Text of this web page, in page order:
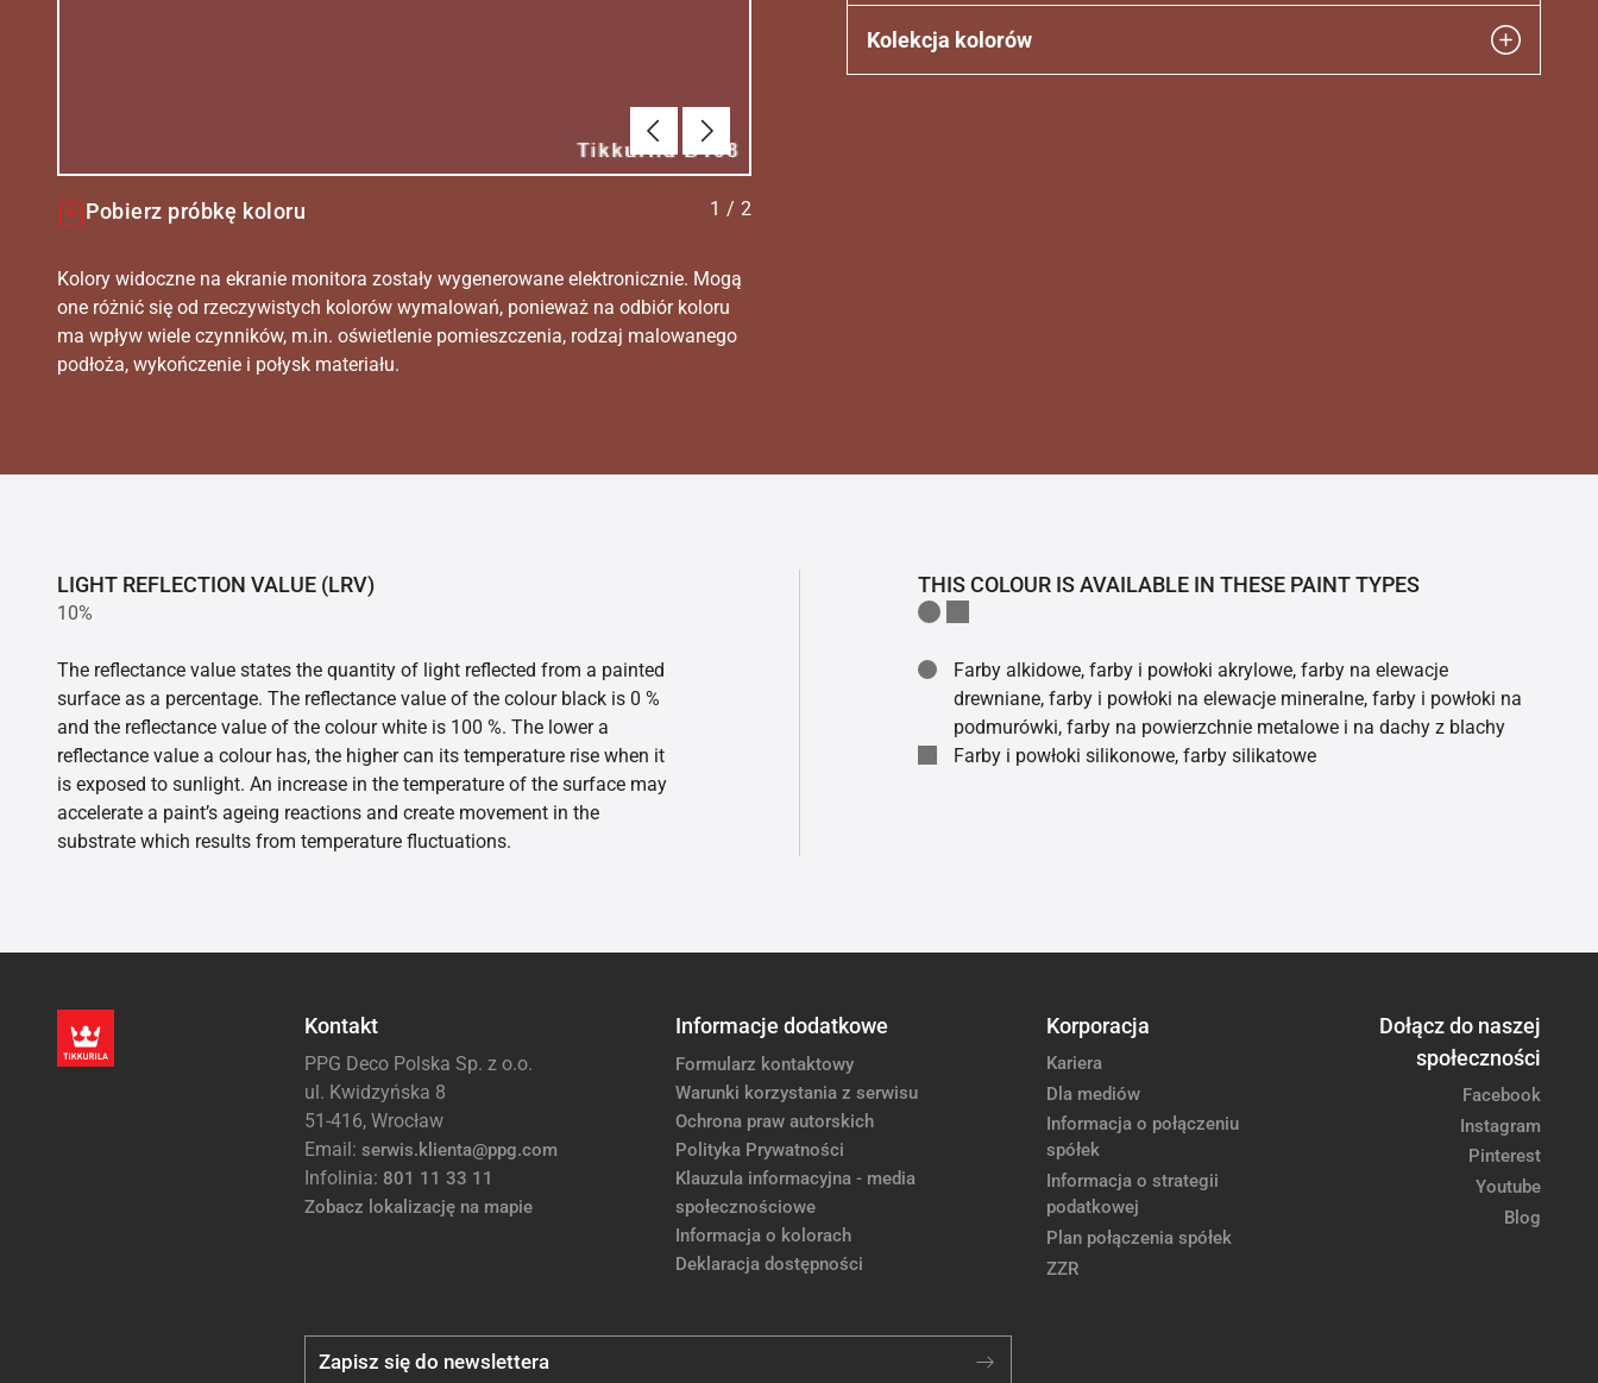
Poprzednie
Dalej
Pobierz próbkę koloru 1 / 2
Kolory widoczne na ekranie monitora zostały wygenerowane elektronicznie. Mogą
one różnić się od rzeczywistych kolorów wymalowań, ponieważ na odbiór koloru
ma wpływ wiele czynników, m.in. oświetlenie pomieszczenia, rodzaj malowanego
podłoża, wykończenie i połysk materiału.
Kolekcja kolorów
LIGHT REFLECTION VALUE (LRV)
10%
The reflectance value states the quantity of light reflected from a painted
surface as a percentage. The reflectance value of the colour black is 0 %
and the reflectance value of the colour white is 100 %. The lower a
reflectance value a colour has, the higher can its temperature rise when it
is exposed to sunlight. An increase in the temperature of the surface may
accelerate a paint’s ageing reactions and create movement in the
substrate which results from temperature fluctuations.
THIS COLOUR IS AVAILABLE IN THESE PAINT TYPES
Farby alkidowe, farby i powłoki akrylowe, farby na elewacje
drewniane, farby i powłoki na elewacje mineralne, farby i powłoki na
podmurówki, farby na powierzchnie metalowe i na dachy z blachy
Farby i powłoki silikonowe, farby silikatowe
Kontakt
PPG Deco Polska Sp. z o.o.
ul. Kwidzyńska 8
51-416, Wrocław
Email: serwis.klienta@ppg.com
Infolinia: 801 11 33 11
Zobacz lokalizację na mapie
Informacje dodatkowe
Formularz kontaktowy
Warunki korzystania z serwisu
Ochrona praw autorskich
Polityka Prywatności
Klauzula informacyjna - media
społecznościowe
Informacja o kolorach
Deklaracja dostępności
Korporacja
Kariera
Dla mediów
Informacja o połączeniu
spółek
Informacja o strategii
podatkowej
Plan połączenia spółek
ZZR
Dołącz do naszej
społeczności
Facebook
Instagram
Pinterest
Youtube
Blog
Zapisz się do newslettera